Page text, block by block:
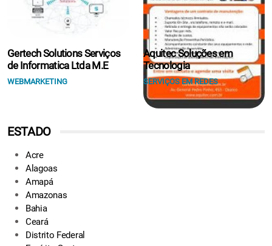
Gertech Solutions Serviços
de Informatica Ltda M.E
WEBMARKETING
Aquitec Soluções em
Tecnologia
SERVIÇOS EM REDES
ESTADO
Acre
Alagoas
Amapá
Amazonas
Bahia
Ceará
Distrito Federal